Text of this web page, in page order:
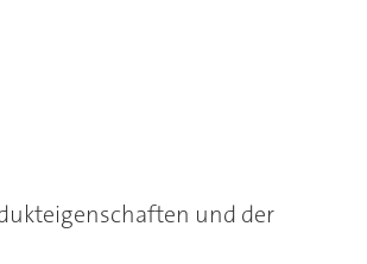
und der